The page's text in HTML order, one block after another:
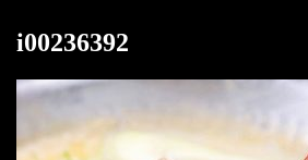
i00236392